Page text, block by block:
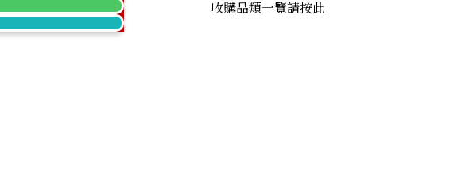
參考回收價
HKD 165,091.76
收購品類一覽請按此